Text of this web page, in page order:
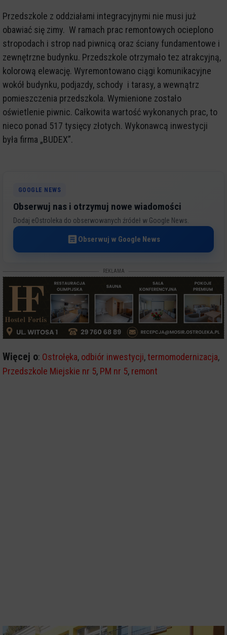
Przedszkole z oddziałami integracyjnymi nie musi już
obawiać się zimy. W ramach prac remontowych ocieplono
stropodach i strop nad piwnicą oraz ściany fundamentowe i
zewnętrzne budynku. Przedszkole otrzymało tez atrakcyjną,
kolorową elewację. Wyremontowano ciągi komunikacyjne
wokół budynku, podjazdy, schody i tarasy, a wewnątrz
pomieszczenia przedszkola. Wymienione zostało
oświetlenie piwnic. Całkowita wartość wykonanych prac, to
nieco ponad 517 tysięcy złotych. Wykonawcą inwestycji
była firma „BUDEX”.
GOOGLE NEWS
Obserwuj nas i otrzymuj nowe wiadomości
Dodaj eOstroleka do obserwowanych źródeł w Google News.
Obserwuj w Google News
REKLAMA
Więcej o: Ostrołęka, odbiór inwestycji,termomodernizacja,
Przedszkole Miejskie nr 5, PM nr 5, remont